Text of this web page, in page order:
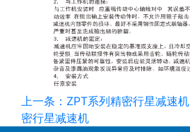
上一条：ZPT系列精密行星减速机
密行星减速机